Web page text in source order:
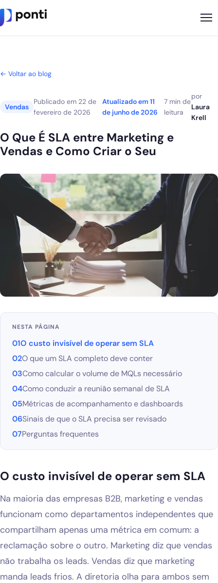
Sobre
Cases
Nossos Apps
Ponti Indica
Loja
Blog
Solicitar diagnóstico gratuito
← Voltar ao blog
Vendas
Publicado em 22 de
fevereiro de 2026
Atualizado em11
de junho de 2026
7 min de
leitura
por
Laura
Krell
O Que É SLA entre Marketing e
Vendas e Como Criar o Seu
NESTA PÁGINA
O custo invisível de operar sem SLA
O que um SLA completo deve conter
Como calcular o volume de MQLs necessário
Como conduzir a reunião semanal de SLA
Métricas de acompanhamento e dashboards
Sinais de que o SLA precisa ser revisado
Perguntas frequentes
O custo invisível de operar sem SLA
Na maioria das empresas B2B, marketing e vendas
funcionam como departamentos independentes que
compartilham apenas uma métrica em comum: a
reclamação sobre o outro. Marketing diz que vendas
não trabalha os leads. Vendas diz que marketing
manda leads frios. A diretoria olha para ambos sem